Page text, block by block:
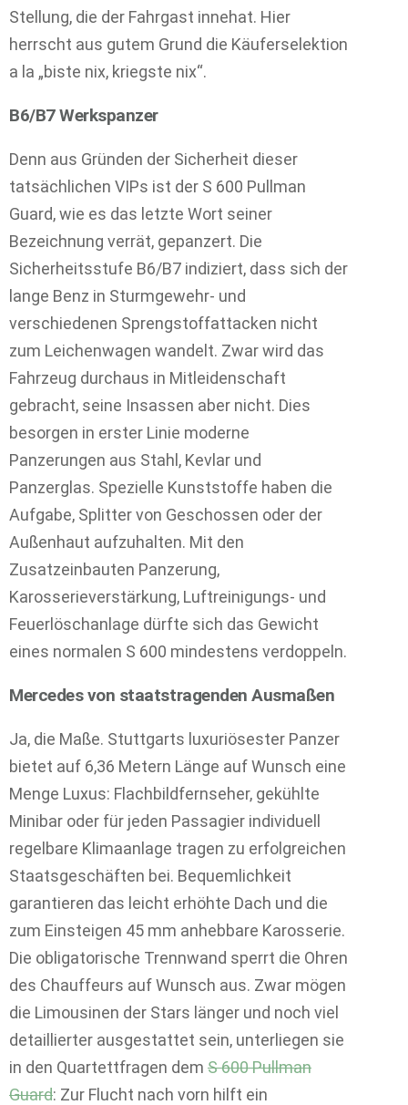
Stellung, die der Fahrgast innehat. Hier
herrscht aus gutem Grund die Käuferselektion
a la „biste nix, kriegste nix“.
B6/B7 Werkspanzer
Denn aus Gründen der Sicherheit dieser
tatsächlichen VIPs ist der S 600 Pullman
Guard, wie es das letzte Wort seiner
Bezeichnung verrät, gepanzert. Die
Sicherheitsstufe B6/B7 indiziert, dass sich der
lange Benz in Sturmgewehr- und
verschiedenen Sprengstoffattacken nicht
zum Leichenwagen wandelt. Zwar wird das
Fahrzeug durchaus in Mitleidenschaft
gebracht, seine Insassen aber nicht. Dies
besorgen in erster Linie moderne
Panzerungen aus Stahl, Kevlar und
Panzerglas. Spezielle Kunststoffe haben die
Aufgabe, Splitter von Geschossen oder der
Außenhaut aufzuhalten. Mit den
Zusatzeinbauten Panzerung,
Karosserieverstärkung, Luftreinigungs- und
Feuerlöschanlage dürfte sich das Gewicht
eines normalen S 600 mindestens verdoppeln.
Mercedes von staatstragenden Ausmaßen
Ja, die Maße. Stuttgarts luxuriösester Panzer
bietet auf 6,36 Metern Länge auf Wunsch eine
Menge Luxus: Flachbildfernseher, gekühlte
Minibar oder für jeden Passagier individuell
regelbare Klimaanlage tragen zu erfolgreichen
Staatsgeschäften bei. Bequemlichkeit
garantieren das leicht erhöhte Dach und die
zum Einsteigen 45 mm anhebbare Karosserie.
Die obligatorische Trennwand sperrt die Ohren
des Chauffeurs auf Wunsch aus. Zwar mögen
die Limousinen der Stars länger und noch viel
detaillierter ausgestattet sein, unterliegen sie
in den Quartettfragen dem S 600 Pullman
Guard: Zur Flucht nach vorn hilft ein